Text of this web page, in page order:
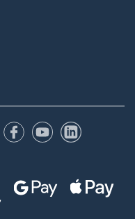
Facebook
YouTubeLinkedIn